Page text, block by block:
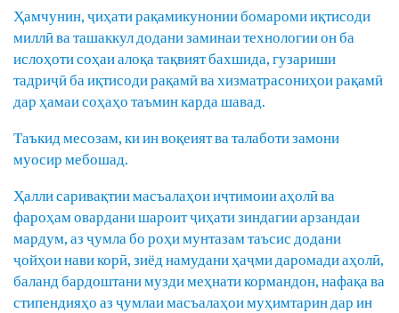
Ҳамчунин, ҷиҳати рақамикунонии бомароми иқтисоди
миллӣ ва ташаккул додани заминаи технологии он ба
ислоҳоти соҳаи алоқа тақвият бахшида, гузариши
тадриҷӣ ба иқтисоди рақамӣ ва хизматрасониҳои рақамӣ
дар ҳамаи соҳаҳо таъмин карда шавад.
Таъкид месозам, ки ин воқеият ва талаботи замони
муосир мебошад.
Ҳалли саривақтии масъалаҳои иҷтимоии аҳолӣ ва
фароҳам овардани шароит ҷиҳати зиндагии арзандаи
мардум, аз ҷумла бо роҳи мунтазам таъсис додани
ҷойҳои нави корӣ, зиёд намудани ҳаҷми даромади аҳолӣ,
баланд бардоштани музди меҳнати кормандон, нафақа ва
стипендияҳо аз ҷумлаи масъалаҳои муҳимтарин дар ин